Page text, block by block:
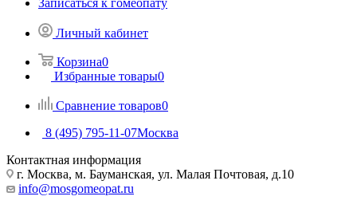
Записаться к гомеопату
Личный кабинет
Корзина0
Избранные товары0
Сравнение товаров0
8 (495) 795-11-07Москва
Контактная информация
г. Москва, м. Бауманская, ул. Малая Почтовая, д.10
info@mosgomeopat.ru